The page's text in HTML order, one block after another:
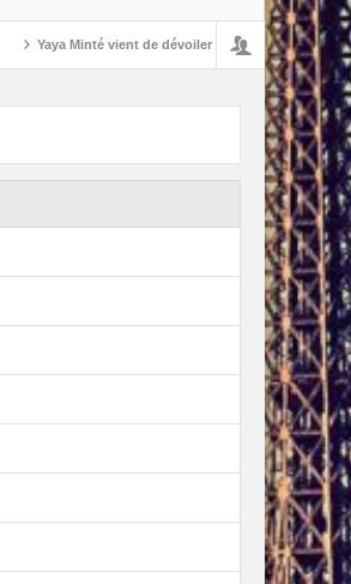
Yaya Minté vient de dévoiler ‘So’, son premier album